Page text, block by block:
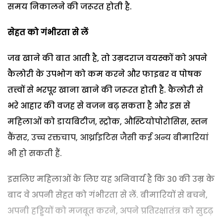
समय निकालने की जरूरत होती है.
सेहत को गंभीरता से लें
जब खाने की बात आती है, तो उम्रदराज वयस्कों को अपने
कैलोरी के उपभोग को कम करने और फाइबर व पोषक
तत्त्वों से भरपूर खाना खाने की जरूरत होती है. कैलोरी से
भरे आहार की वजह से वजन बढ़ सकता है और इस से
महिलाओं को डायबिटीज, स्ट्रोक, औस्टियोपोरोसिस, स्तन
कैंसर, उच्च रक्तचाप, आर्थ्राइटिस जैसी कई अन्य बीमारियां
भी हो सकती हैं.
इसलिए महिलाओं के लिए यह अनिवार्य है कि 30 की उम्र के
बाद वे अपनी सेहत को गंभीरता से लें. बीमारियों से बचने,
अपनी हड्डियों को मजबूत करने, अपने प्रतिरक्षातंत्र को सुदृढ़